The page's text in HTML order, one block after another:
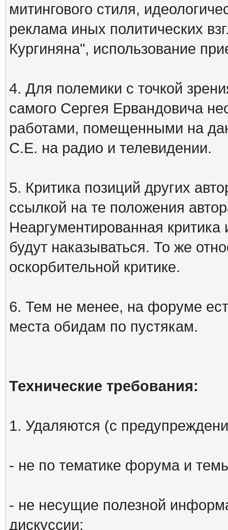
митингового стиля,
реклама иных политических
Кургиняна", использование
4. Для полемики с точкой
самого Сергея Ервандовича
работами, помещенными на
С.Е. на радио и телевидении.
5. Критика позиций других
ссылкой на те положения
Неаргументированная
будут наказываться. То же
оскорбительной критике.
6. Тем не менее, на форуме
места обидам по пустякам.
Технические требования:
1. Удаляются (с
- не по тематике форума и
- не несущие полезной
дискуссии;